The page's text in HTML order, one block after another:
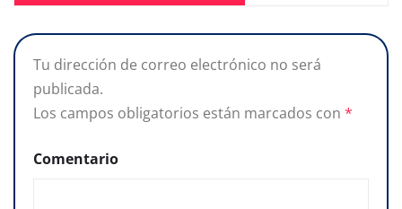
Tu dirección de correo electrónico no será
publicada.
Los campos obligatorios están marcados con *
Comentario